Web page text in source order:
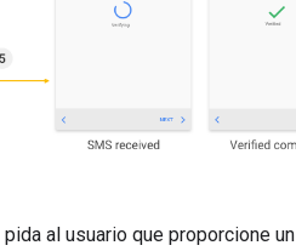
al usuario que proporcione un